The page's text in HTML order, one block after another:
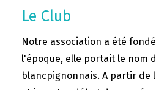
Le Club
Notre association a été
l'époque, elle portait le nom
blancpignonnais. A partir de